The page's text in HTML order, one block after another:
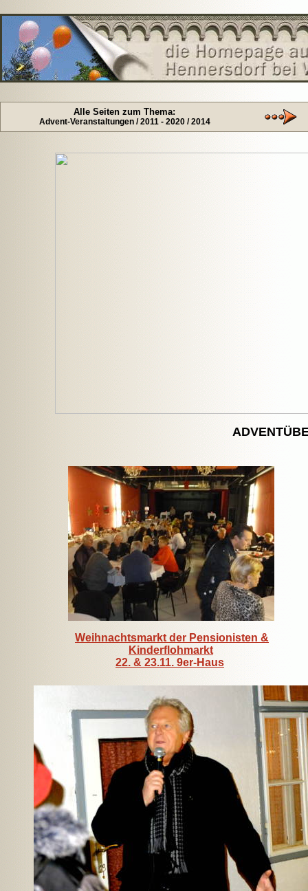
Alle Seiten zum Thema:
Advent-Veranstaltungen / 2011 - 2020 / 2014
Weihnachtsmarkt der Pensionisten &
Kinderflohmarkt
22. & 23.11. 9er-Haus